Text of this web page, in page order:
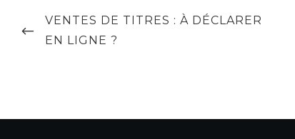
Navigation
de
PREVIOUS
POST
VENTES DE TITRES : À DÉCLARER
EN LIGNE ?